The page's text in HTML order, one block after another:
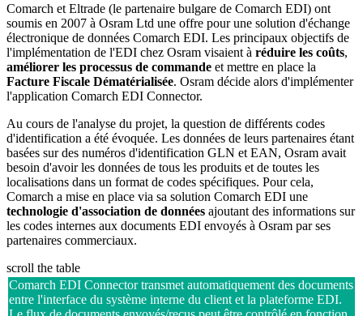
Comarch et Eltrade (le partenaire bulgare de Comarch EDI) ont
soumis en 2007 à Osram Ltd une offre pour une solution d'échange
électronique de données Comarch EDI. Les principaux objectifs de
l'implémentation de l'EDI chez Osram visaient à réduire les coûts,
améliorer les processus de commande et mettre en place la
Facture Fiscale Dématérialisée. Osram décide alors d'implémenter
l'application Comarch EDI Connector.
Au cours de l'analyse du projet, la question de différents codes
d'identification a été évoquée. Les données de leurs partenaires étant
basées sur des numéros d'identification GLN et EAN, Osram avait
besoin d'avoir les données de tous les produits et de toutes les
localisations dans un format de codes spécifiques. Pour cela,
Comarch a mise en place via sa solution Comarch EDI une
technologie d'association de données ajoutant des informations sur
les codes internes aux documents EDI envoyés à Osram par ses
partenaires commerciaux.
scroll the table
Comarch EDI Connector transmet automatiquement des documents
entre l'interface du système interne du client et la plateforme EDI.